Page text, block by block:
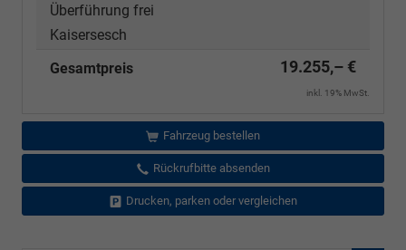
Überführung frei
Kaisersesch
Gesamtpreis 19.255,– €
inkl. 19% MwSt.
Fahrzeug bestellen
Rückrufbitte absenden
Drucken, parken oder vergleichen